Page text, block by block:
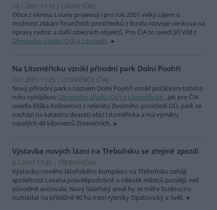
10.1.2001 11:10 | LOUNY (ČIA)
Obce z okresu Louny projevují i pro rok 2001 velký zájem o
možnost získání finančních prostředků z fondu rozvoje venkova na
opravy radnic a další obecních objektů. Pro ČIA to uvedl Jiří Vild z
Okresního úřadu (OÚ) v Lounech.
Na Litoměřicku vznikl přírodní park Dolní Poohří
10.1.2001 11:05 | LITOMĚŘICE (ČIA)
Nový přírodní park s názvem Dolní Poohří vznikl počátkem tohoto
roku vyhláškou Okresního úřadu (OÚ) v Litoměřicích . Jak pro ČIA
uvedla Eliška Košnerová z referátu životního prostředí OÚ, park se
nachází na katastru dvaceti obcí Litoměřicka a má výměru
necelých 40 kilometrů čtverečních.
Výstavba nových lázní na Třeboňsku se zřejmě zpozdí
9.1.2001 17:30 | TŘEBOŇ (ČIA)
Výstavbu nového lázeňského komplexu na Třeboňsku zahájí
společnost Lavana pravděpodobně o několik měsíců později, než
původně avizovala. Nový lázeňský areál by se měl v budoucnu
rozkládat na přibližně 90 ha mezi rybníky Opatovický a Svět.